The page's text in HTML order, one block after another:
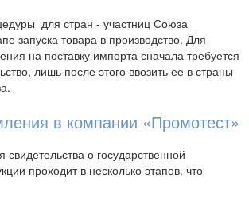
для стран - участниц Союза
запуска товара в производство. Для
на поставку импорта сначала требуется
лишь после этого ввозить ее в страны
в компании «Промотест»
о государственной
проходит в несколько этапов, что